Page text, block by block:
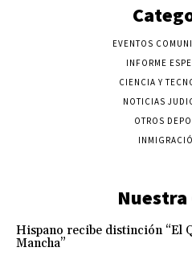
EVENTOS
INFORME
CIENCIA Y
NOTICIAS
OTROS
Nuestra
Hispano recibe distinción “El
Mancha”